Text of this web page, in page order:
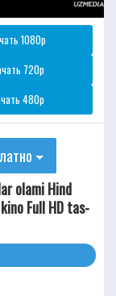
1080p
720p
480p
olami Hind
Full HD tas-